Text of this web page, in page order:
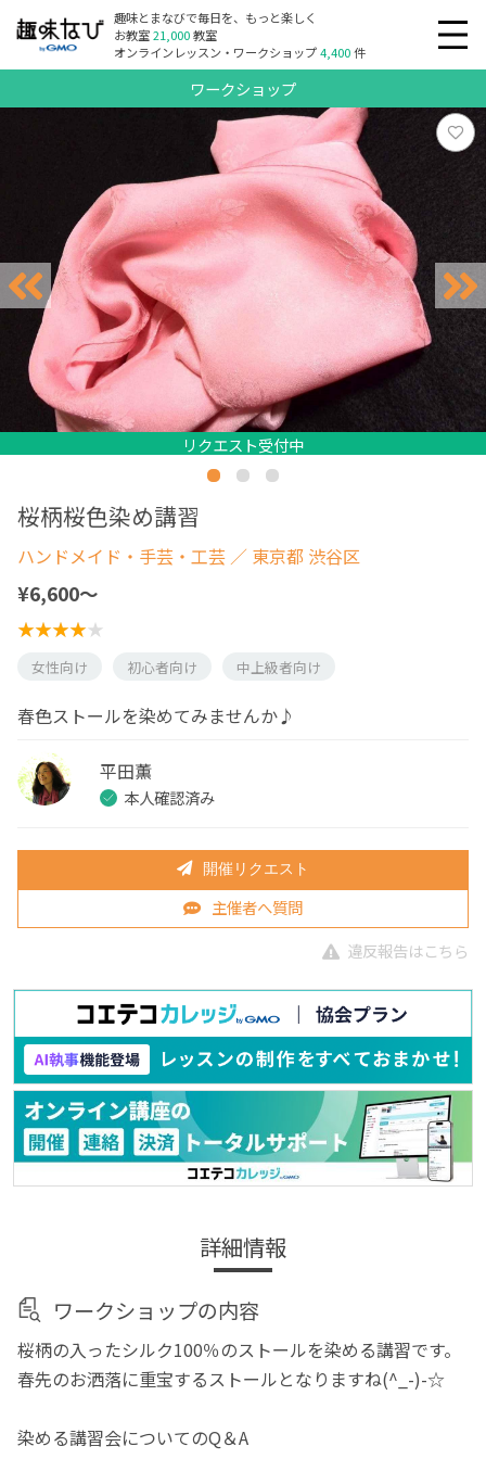
趣味とまなびで毎日を、もっと楽しく
お教室21,000教室
オンラインレッスン・ワークショップ4,400件
ワークショップ
リクエスト受付中
リクエスト受付中
リクエスト受付中
リクエスト受付中
桜柄桜色染め講習
ハンドメイド・手芸・工芸 ／ 東京都 渋谷区
¥6,600〜
女性向け 初心者向け 中上級者向け
春色ストールを染めてみませんか♪
平田薫
本人確認済み
開催リクエスト
主催者へ質問
違反報告はこちら
詳細情報
ワークショップの内容
桜柄の入ったシルク100％のストールを染める講習です。
春先のお洒落に重宝するストールとなりますね(^_-)-☆
染める講習会についてのQ＆A